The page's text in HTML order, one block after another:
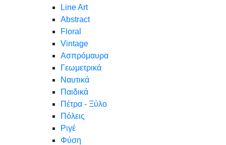
Line Art
Abstract
Floral
Vintage
Ασπρόμαυρα
Γεωμετρικά
Ναυτικά
Παιδικά
Πέτρα - Ξύλο
Πόλεις
Ριγέ
Φύση